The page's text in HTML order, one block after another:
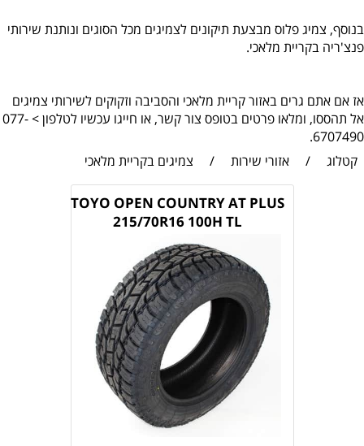
בנוסף, צמיג פלוס מבצעת תיקונים לצמיגים מכל הסוגים ונותנת שירותי
פנצ'ריה בקריית מלאכי.
אז אם אתם גרים באזור קריית מלאכי והסביבה וזקוקים לשירותי צמיגים
אל תהססו, ומלאו פרטים בטופס צור קשר, או חייגו עכשיו לטלפון > 077-
6707490.
קטלוג
/ אזורי שירות / צמיגים בקריית מלאכי
TOYO OPEN COUNTRY AT PLUS
215/70R16 100H TL